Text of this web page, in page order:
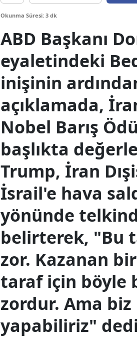
Okunma Süresi: 3 dk
ABD Başkanı
eyaletindeki
inişinin
açıklamada,
Nobel Barış
başlıkta
Trump, İran
İsrail'e hava
yönünde
belirterek, "Bu
zor. Kazanan
taraf için böyle
zordur. Ama biz
yapabiliriz"